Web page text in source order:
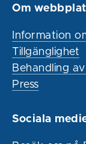
Om
Information
Tillgänglighet
Behandling
Press
Sociala